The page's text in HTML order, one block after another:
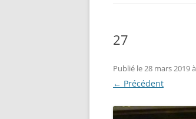
27
Publié le28 mars 2019à
← Précédent